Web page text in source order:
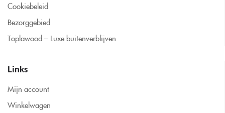
Cookiebeleid
Bezorggebied
Toplawood – Luxe buitenverblijven
Links
Mijn account
Winkelwagen